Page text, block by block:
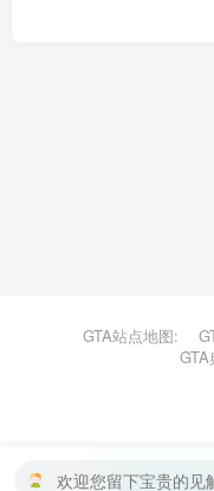
GTA站点地图:
欢迎您留下宝贵的见
本站主题由Zibll